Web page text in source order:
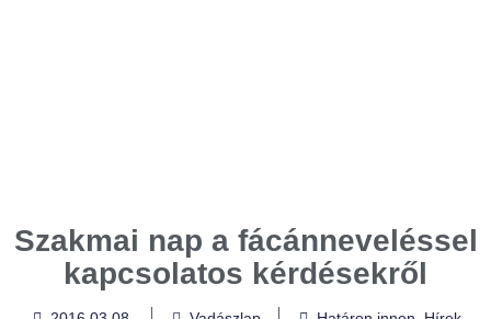
Szakmai nap a fácánneveléssel
kapcsolatos kérdésekről